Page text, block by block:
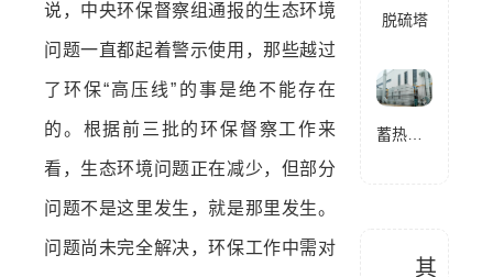
说，中央环保督察组通报的生态环境
问题一直都起着警示使用，那些越过
了环保“高压线”的事是绝不能存在
的。根据前三批的环保督察工作来
看，生态环境问题正在减少，但部分
问题不是这里发生，就是那里发生。
问题尚未完全解决，环保工作中需对
脱硫塔
其